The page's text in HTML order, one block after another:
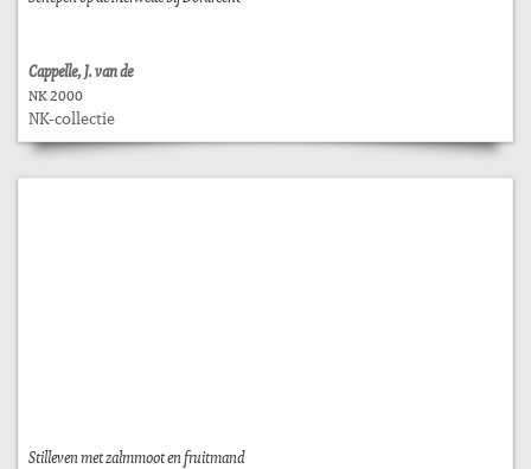
Cappelle, J. van de
NK 2000
NK-collectie
Stilleven met zalmmoot en fruitmand